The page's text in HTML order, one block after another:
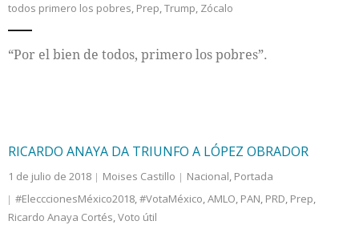
todos primero los pobres, Prep,Trump, Zócalo
“Por el bien de todos, primero los pobres”.
RICARDO ANAYA DA TRIUNFO A LÓPEZ OBRADOR
1 de julio de 2018 Moises Castillo Nacional, Portada
#ElecccionesMéxico2018,#VotaMéxico,AMLO, PAN, PRD, Prep,
Ricardo Anaya Cortés,Voto útil